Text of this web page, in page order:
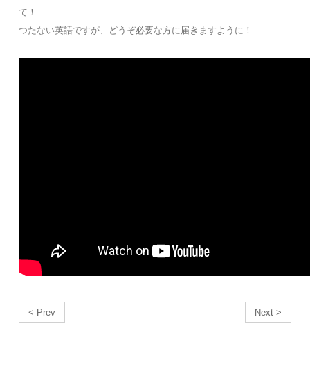
て！
つたない英語ですが、どうぞ必要な方に届きますように！
< Prev Next >